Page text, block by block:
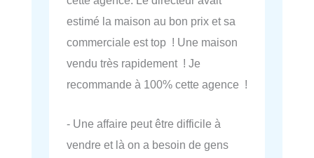
estimé la maison au bon prix et sa
commerciale est top ! Une maison
vendu très rapidement ! Je
recommande à 100% cette agence !
- Une affaire peut être difficile à
vendre et là on a besoin de gens